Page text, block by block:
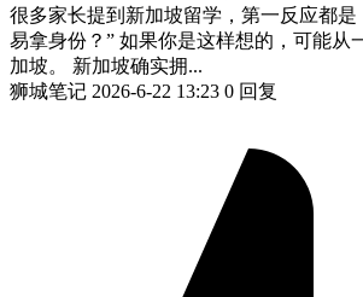
很多家长提到新加坡留学，第一反应都是
易拿身份？” 如果你是这样想的，可能从
加坡。 新加坡确实拥...
狮城笔记 2026-6-22 13:23 0 回复